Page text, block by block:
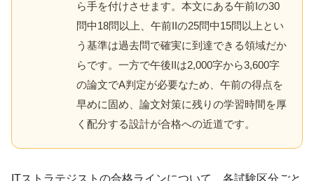
ら手を付けさせます。本文にある午前Iの30
問中18問以上、午前IIの25問中15問以上とい
う基準は過去問で確実に到達できる領域だか
らです。一方で午後IIは2,000字から3,600字
の論文でA判定が必要なため、午前の得点を
早めに固め、論文対策に残りの学習時間を厚
く配分する設計が合格への近道です。
ITストラテジストの合格ラインについて、各試験区分ごと